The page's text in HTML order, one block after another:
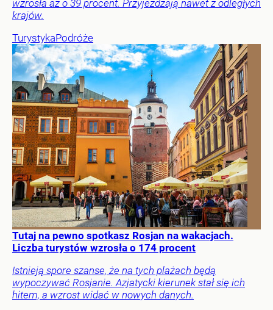
wzrosła aż o 39 procent. Przyjeżdżają nawet z odległych
krajów.
TurystykaPodróże
Tutaj na pewno spotkasz Rosjan na wakacjach.
Liczba turystów wzrosła o 174 procent
Istnieją spore szanse, że na tych plażach będą
wypoczywać Rosjanie. Azjatycki kierunek stał się ich
hitem, a wzrost widać w nowych danych.